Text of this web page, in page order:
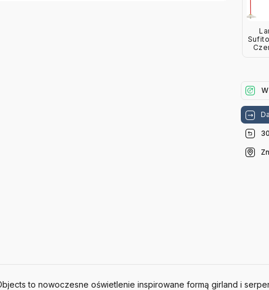
to nowoczesne oświetlenie inspirowane formą girland i